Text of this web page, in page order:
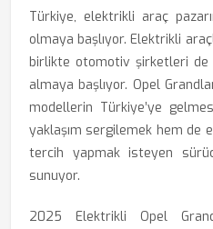
Türkiye, elektrikli araç
olmaya başlıyor. Elektrikli
birlikte otomotiv şirketleri
almaya başlıyor. Opel
modellerin Türkiye’ye
yaklaşım sergilemek hem de
tercih yapmak isteyen
sunuyor.
2025 Elektrikli Opel